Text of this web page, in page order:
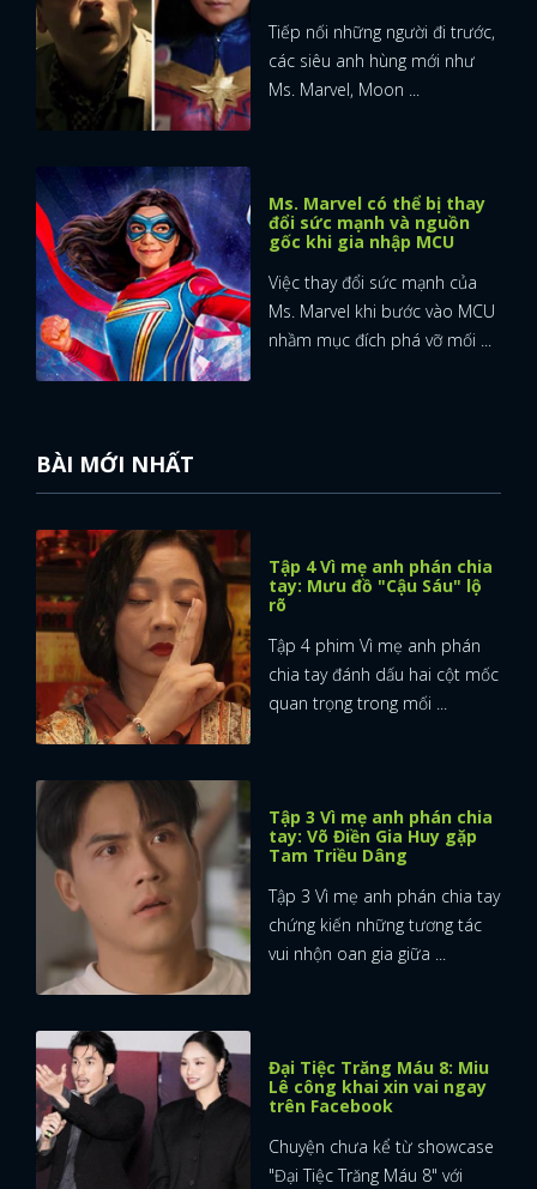
Tiếp nối những người đi trước,
các siêu anh hùng mới như
Ms. Marvel, Moon ...
Ms. Marvel có thể bị thay
đổi sức mạnh và nguồn
gốc khi gia nhập MCU
Việc thay đổi sức mạnh của
Ms. Marvel khi bước vào MCU
nhầm mục đích phá vỡ mối ...
BÀI MỚI NHẤT
Tập 4 Vì mẹ anh phán chia
tay: Mưu đồ "Cậu Sáu" lộ
rõ
Tập 4 phim Vì mẹ anh phán
chia tay đánh dấu hai cột mốc
quan trọng trong mối ...
Tập 3 Vì mẹ anh phán chia
tay: Võ Điền Gia Huy gặp
Tam Triều Dâng
Tập 3 Vì mẹ anh phán chia tay
chứng kiến những tương tác
vui nhộn oan gia giữa ...
Đại Tiệc Trăng Máu 8: Miu
Lê công khai xin vai ngay
trên Facebook
Chuyện chưa kể từ showcase
"Đại Tiệc Trăng Máu 8" với